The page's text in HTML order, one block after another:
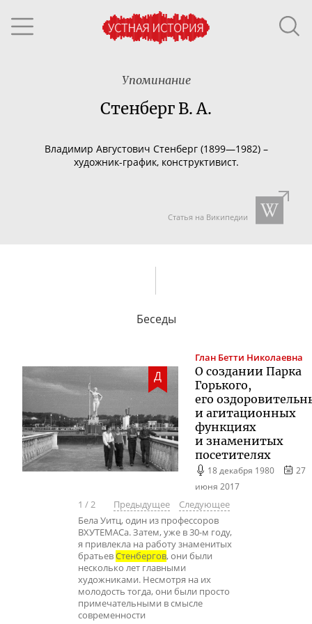
Упоминание
Стенберг В. А.
Владимир Августович Стенберг (1899—1982) –
художник-график, конструктивист.
Статья на Википедии
Беседы
Д
Глан Бетти Николаевна
О создании Парка
Горького,
его
и агитационных
функциях
и знаменитых
посетителях
18 декабря 1980
27
июня 2017
1 /2 Предыдущее
Следующее
Бела Уитц, один из профессоров
ВХУТЕМАСа. Затем, уже в 30-м году,
я привлекла на работу знаменитых
братьевСтенбергов, они были
несколько лет главными
художниками. Несмотря на их
молодость тогда, они были просто
примечательными в смысле
современности